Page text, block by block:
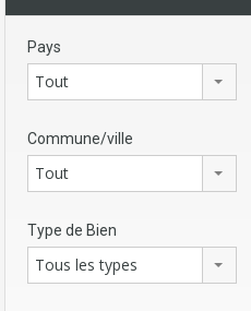
Pays
Tout
Commune/ville
Tout
Type de Bien
Tous les types